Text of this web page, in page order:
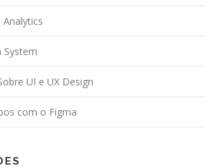
System
UI e UX Design
com o Figma